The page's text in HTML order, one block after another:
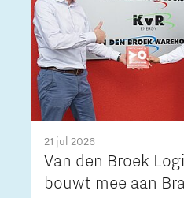
21 jul 2026
Van den Broek
bouwt mee aan